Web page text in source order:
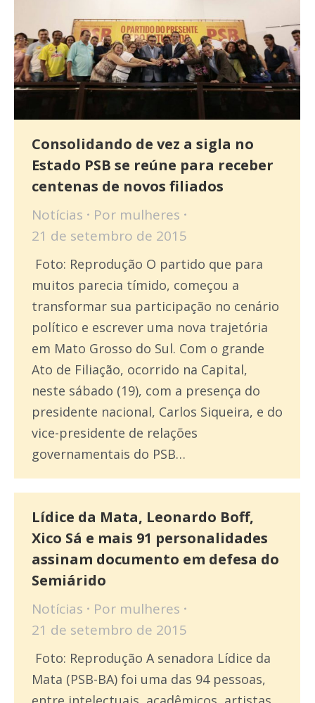
Consolidando de vez a sigla no
Estado PSB se reúne para receber
centenas de novos filiados
Notícias Por mulheres
21 de setembro de 2015
Foto: Reprodução O partido que para
muitos parecia tímido, começou a
transformar sua participação no cenário
político e escrever uma nova trajetória
em Mato Grosso do Sul. Com o grande
Ato de Filiação, ocorrido na Capital,
neste sábado (19), com a presença do
presidente nacional, Carlos Siqueira, e do
vice-presidente de relações
governamentais do PSB…
Lídice da Mata, Leonardo Boff,
Xico Sá e mais 91 personalidades
assinam documento em defesa do
Semiárido
Notícias Por mulheres
21 de setembro de 2015
Foto: Reprodução A senadora Lídice da
Mata (PSB-BA) foi uma das 94 pessoas,